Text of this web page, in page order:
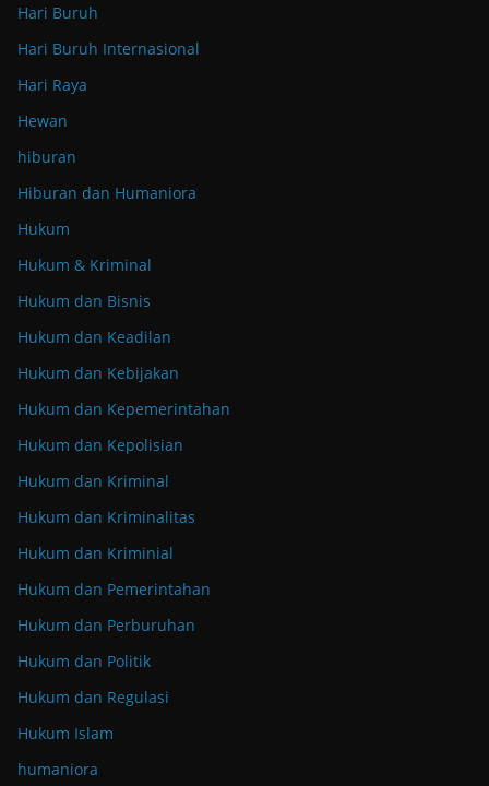
Hari Buruh
Hari Buruh Internasional
Hari Raya
Hewan
hiburan
Hiburan dan Humaniora
Hukum
Hukum & Kriminal
Hukum dan Bisnis
Hukum dan Keadilan
Hukum dan Kebijakan
Hukum dan Kepemerintahan
Hukum dan Kepolisian
Hukum dan Kriminal
Hukum dan Kriminalitas
Hukum dan Kriminial
Hukum dan Pemerintahan
Hukum dan Perburuhan
Hukum dan Politik
Hukum dan Regulasi
Hukum Islam
humaniora